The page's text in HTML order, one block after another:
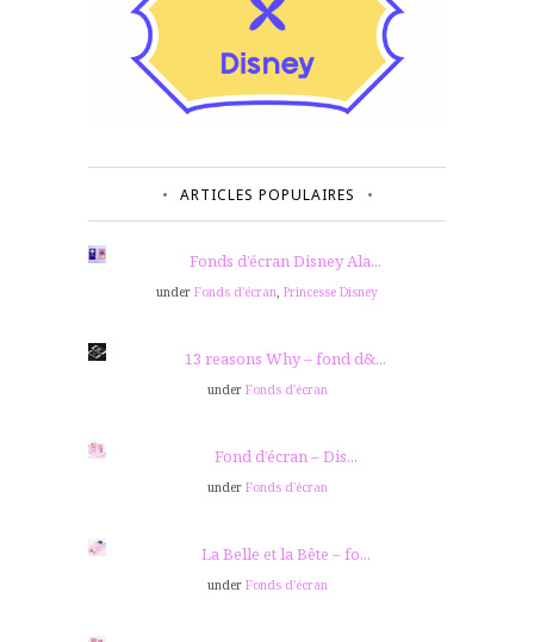
ARTICLES POPULAIRES
Fonds d’écran Disney Ala...
under Fonds d'écran, Princesse Disney
13 reasons Why – fond d&...
under Fonds d'écran
Fond d’écran – Dis...
under Fonds d'écran
La Belle et la Bête – fo...
under Fonds d'écran